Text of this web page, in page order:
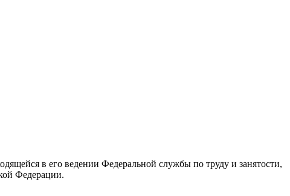
в его ведении Федеральной службы по труду и занятости,
Федерации.